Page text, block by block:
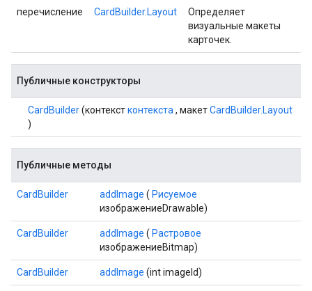
перечисление CardBuilder.Layout
Определяет
визуальные макеты
карточек.
Публичные конструкторы
CardBuilder(контекстконтекста , макетCardBuilder.Layout
)
Публичные методы
CardBuilder addImage ( Рисуемое
изображениеDrawable)
CardBuilder addImage ( Растровое
изображениеBitmap)
CardBuilder addImage (int imageId)